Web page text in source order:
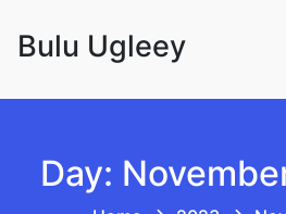
Bulu Ugleey
Day: